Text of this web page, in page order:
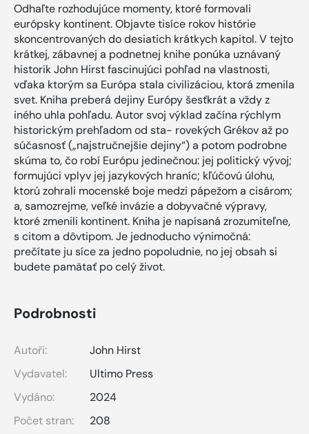
Odhaľte rozhodujúce momenty, ktoré formovali
európsky kontinent. Objavte tisíce rokov histórie
skoncentrovaných do desiatich krátkych kapitol. V tejto
krátkej, zábavnej a podnetnej knihe ponúka uznávaný
historik John Hirst fascinujúci pohľad na vlastnosti,
vďaka ktorým sa Európa stala civilizáciou, ktorá zmenila
svet. Kniha preberá dejiny Európy šesťkrát a vždy z
iného uhla pohľadu. Autor svoj výklad začína rýchlym
historickým prehľadom od sta- rovekých Grékov až po
súčasnosť („najstručnejšie dejiny“) a potom podrobne
skúma to, čo robí Európu jedinečnou: jej politický vývoj;
formujúci vplyv jej jazykových hraníc; kľúčovú úlohu,
ktorú zohrali mocenské boje medzi pápežom a cisárom;
a, samozrejme, veľké invázie a dobyvačné výpravy,
ktoré zmenili kontinent. Kniha je napísaná zrozumiteľne,
s citom a dôvtipom. Je jednoducho výnimočná:
prečítate ju síce za jedno popoludnie, no jej obsah si
budete pamätať po celý život.
Podrobnosti
Autoři:
John Hirst
Vydavatel:
Ultimo Press
Vydáno:
2024
Počet stran:
208